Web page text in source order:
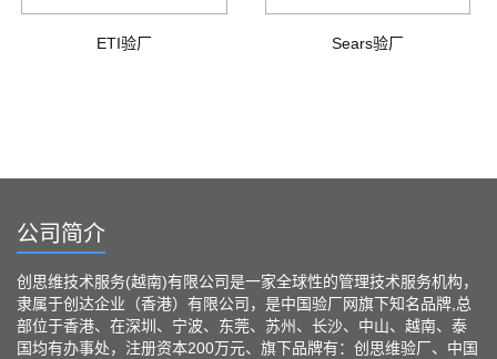
ETI验厂 Sears验厂
公司简介
创思维技术服务(越南)有限公司是一家全球性的管理技术服务机构，
隶属于创达企业（香港）有限公司，是中国验厂网旗下知名品牌,总
部位于香港、在深圳、宁波、东莞、苏州、长沙、中山、越南、泰
国均有办事处，注册资本200万元、旗下品牌有：创思维验厂、中国